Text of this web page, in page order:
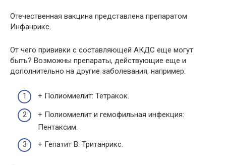
Отечественная вакцина представлена препаратом
Инфанрикс.
От чего прививки с составляющей АКДС еще могут
быть? Возможны препараты, действующие еще и
дополнительно на другие заболевания, например:
+ Полиомиелит: Тетракок.
+ Полиомиелит и гемофильная инфекция:
Пентаксим.
+ Гепатит В: Тританрикс.